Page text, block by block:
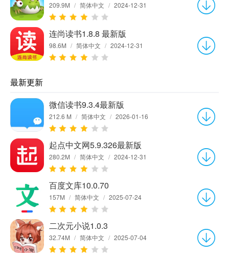
209.9M / 简体中文 / 2024-12-31
连尚读书1.8.8 最新版
98.6M / 简体中文 / 2024-12-31
最新更新
微信读书9.3.4最新版
212.6 M / 简体中文 / 2026-01-16
起点中文网5.9.326最新版
280.2M / 简体中文 / 2024-12-31
百度文库10.0.70
157M / 简体中文 / 2025-07-24
二次元小说1.0.3
32.74M / 简体中文 / 2025-07-04